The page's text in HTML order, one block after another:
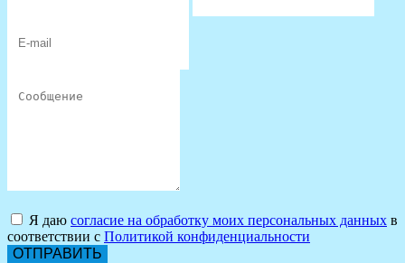
Я даю согласие на обработку моих персональных данных в
соответствии с Политикой конфиденциальности
ОТПРАВИТЬ